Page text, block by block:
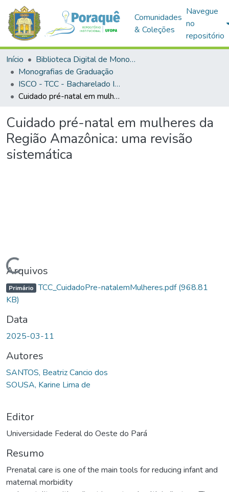
Comunidades
& Coleções
Navegue
no
repositório
Início
Biblioteca Digital de Monografias (BDM)
Monografias de Graduação
ISCO - TCC - Bacharelado Interdisciplinar em Saúde
Cuidado pré-natal em mulheres da Região Amazônica: uma revisão sistemática
Cuidado pré-natal em mulheres da
Região Amazônica: uma revisão
sistemática
Carregando...
Arquivos
Primário TCC_CuidadoPre-natalemMulheres.pdf(968.81
KB)
Data
2025-03-11
Autores
SANTOS, Beatriz Cancio dos
SOUSA, Karine Lima de
Editor
Universidade Federal do Oeste do Pará
Resumo
Prenatal care is one of the main tools for reducing infant and
maternal morbidity